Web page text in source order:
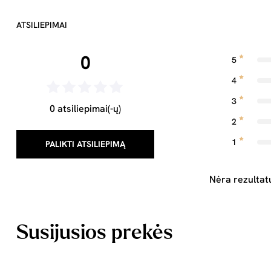
ATSILIEPIMAI
0
0 atsiliepimai(-ų)
PALIKTI ATSILIEPIMĄ
5
4
3
2
1
Nėra
Susijusios prekės